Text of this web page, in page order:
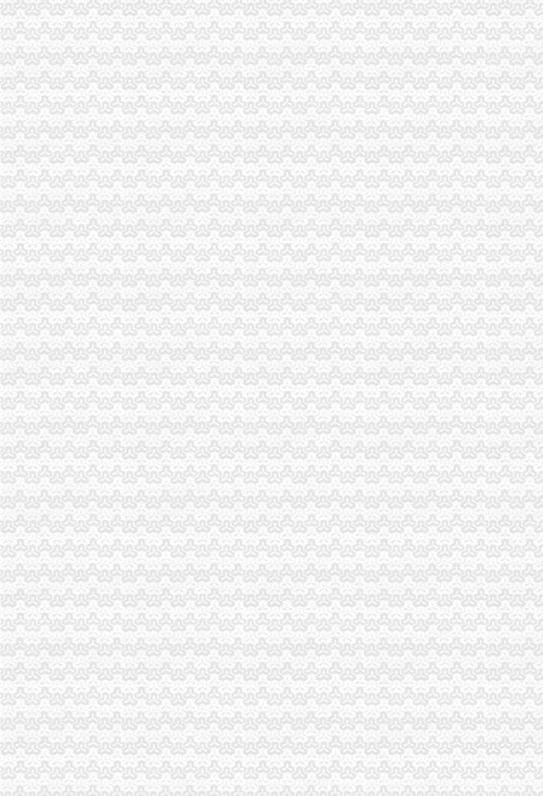
江北局0元注册公司改进年检方式受好评
我市重庆0元注册公司政领导干部开放型经济与工商管理高级研修班在总局行政
经开园局0元注册公司三项措施确保夏季儿童食品安全
大足局重庆免费注册公司关注民生促进就业再就业工作
渝中局重庆一元注册公司上清寺所到万盛看望北川工商局地震受伤女干部
沙坪坝局在理商业贿赂中做到“五结合”重庆免费注册公司
市免费注册公司局经检总队狠抓风廉政建设初见成效
巫溪局城厢二所为“限塑令”重庆0元注册公司推广做好前期准备工作
酉局认真清理整顿有悖于精文明建设要求的重庆一元注册公司广告
云局七严举措抓好高中考期间食品市0元注册公司流程场监管
工商动态
沙坪坝局抓住“五个关键”0元注册公司流程推动重点工作全面开展
铜梁局开展“红盾保春耕”0元注册公司行动有实效
万盛局五项措施加“五一”一元注册公司流程旅游市场管理见成效
渝中局重庆0元注册公司突出提高案件质量创新执法质量考核
丰都局0元注册公司流程龙河所四举措全面清理整非煤矿山
北碚局重庆一元注册公司三措并举深入开展大讨论
经开区局重庆0元注册公司开展户外广告专项清理取得成效
北碚局重庆0元注册公司启动商标发展战略为宣周造势
江津局“两手抓”一元注册公司流程积构建食品安全监管长效机制
石柱局四项措施有效遏制县城农贸市0元注册公司场牛肉注水行为
永川局一元注册公司流程创新建立商标战略服务制度成效显著
大足局免费注册公司石马工商所三项措施清理整顿户外广告
彭水工商局一元注册公司与公安联手整辖区旅馆业
北碚区区长出席该区消委会理事会并提出工作要求
市工商局、市消委会联合开展“消费维权贡献”一元注册公司流程评选活动
北碚局重庆0元注册公司四方面入手全面部署企业年检工作
沙坪坝局巧借“三股力”免费注册公司推进农产品商标培育发展
南川局一元注册公司采取四项措施化元旦期间食品安全监管
开县局监管与服务并重加“三节”0元注册公司流程市场监管
潼南局积营造“五种环境”免费注册公司全面推进和谐机关建设